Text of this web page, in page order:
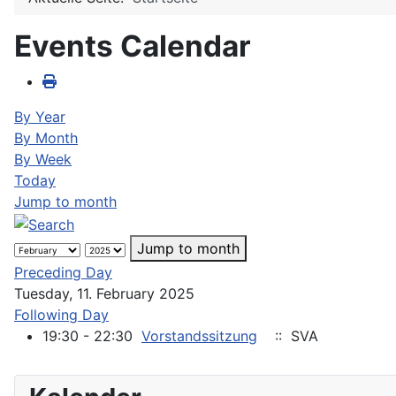
Events Calendar
By Year
By Month
By Week
Today
Jump to month
Jump to month
Preceding Day
Tuesday, 11. February 2025
Following Day
19:30 - 22:30 Vorstandssitzung :: SVA